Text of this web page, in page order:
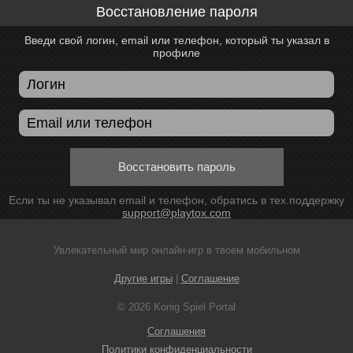
Восстановление пароля
Введи свой логин, email или телефон, который ты указал в
профиле
Восстановить пароль
Если ты не указывал email и телефон, обратись в тех.поддержку
support@playtox.com
Увлекательный мир онлайн-игр в твоем мобильном
Другие игры| Соглашение
© 2026 Konig Spiel Portal
Соглашения
Политики конфиденциальности